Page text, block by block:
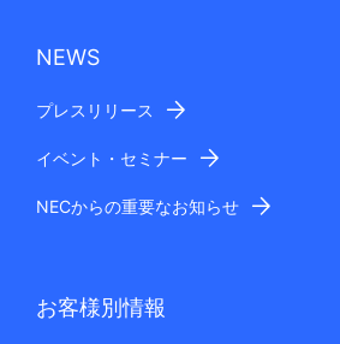
NEWS
プレスリリース
イベント・セミナー
NECからの重要なお知らせ
お客様別情報